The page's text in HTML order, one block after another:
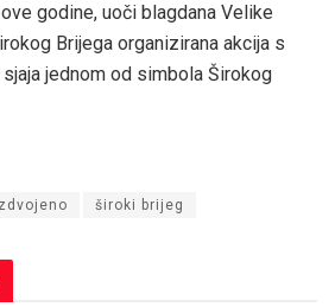
godine, uoči blagdana Velike
Brijega organizirana akcija s
jednom od simbola Širokog
široki brijeg